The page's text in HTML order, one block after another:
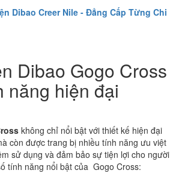
Dibao Creer Nile - Đẳng Cấp Từng Chi
Dibao Gogo Cross
năng hiện đại
không chỉ nổi bật với thiết kế hiện đại
còn được trang bị nhiều tính năng ưu việt
sử dụng và đảm bảo sự tiện lợi cho người
tính năng nổi bật của Gogo Cross: